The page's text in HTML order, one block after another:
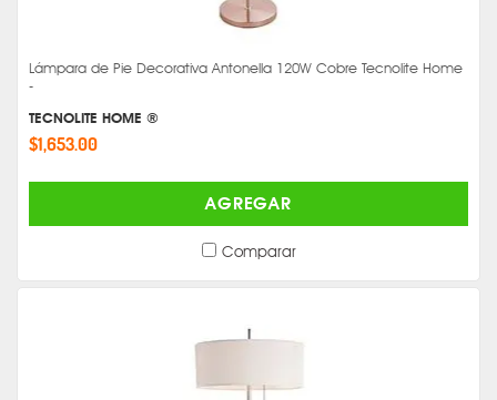
Lámpara de Pie Decorativa Antonella 120W Cobre Tecnolite Home
-
TECNOLITE HOME ®
$1,653.00
AGREGAR
Comparar